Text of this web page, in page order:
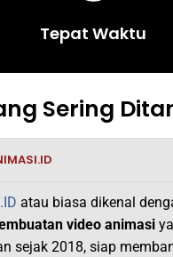
Tepat Waktu
Sering
atau biasa dikenal
video animasi
sejak 2018, siap